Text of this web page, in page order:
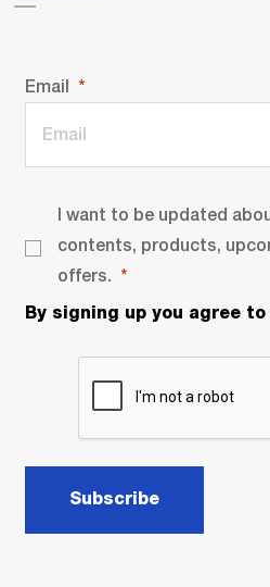
Email
I want to be updated
contents, products,
offers.
By signing up you agree to
Subscribe